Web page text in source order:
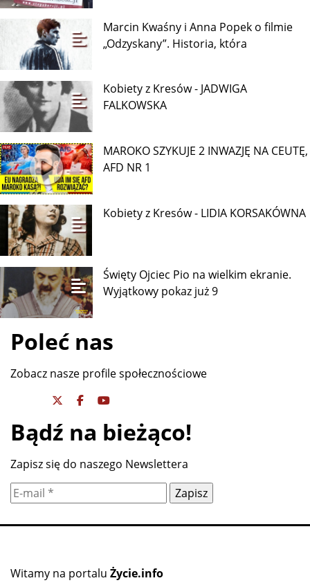
Marcin Kwaśny i Anna Popek o filmie
„Odzyskany”. Historia, która
Kobiety z Kresów - JADWIGA
FALKOWSKA
MAROKO SZYKUJE 2 INWAZJĘ NA CEUTĘ,
AFD NR 1
Kobiety z Kresów - LIDIA KORSAKÓWNA
Święty Ojciec Pio na wielkim ekranie.
Wyjątkowy pokaz już 9
Poleć nas
Zobacz nasze profile społecznościowe
Bądź na bieżąco!
Zapisz się do naszego Newslettera
Witamy na portalu Życie.info